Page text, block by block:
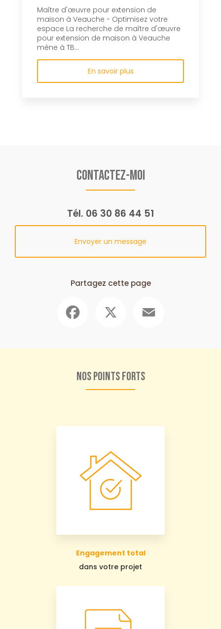
Maître d'œuvre pour extension de
maison à Veauche - Optimisez votre
espace La recherche de maître d'œuvre
pour extension de maison à Veauche
mène à TB...
En savoir plus
Contactez-moi
Tél. 06 30 86 44 51
Envoyer un message
Partagez cette page
Nos points forts
Engagement total
dans votre projet